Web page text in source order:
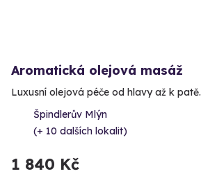
Aromatická olejová masáž
Luxusní olejová péče od hlavy až k patě.
Špindlerův Mlýn
(+ 10 dalších lokalit)
1 840 Kč